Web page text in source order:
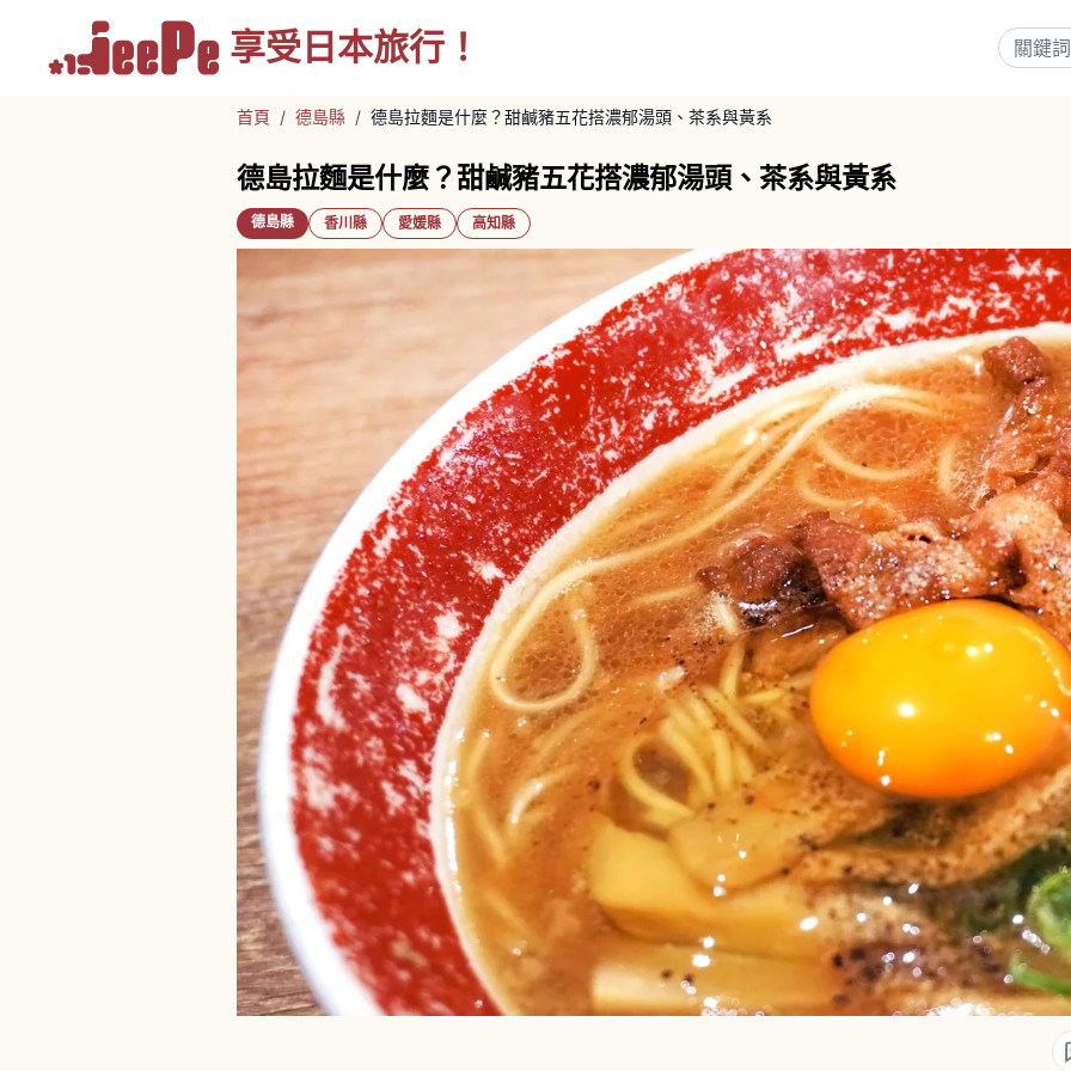
享受 日本旅行！
首頁 / 德島縣 / 德島拉麵是什麼？甜鹹豬五花搭濃郁湯頭、茶系與黃系
德島拉麵是什麼？甜鹹豬五花搭濃郁湯頭、茶系與黃系
德島縣 香川縣 愛媛縣 高知縣